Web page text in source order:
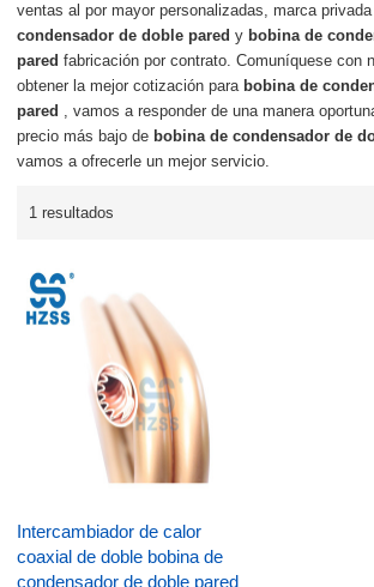
ventas al por mayor personalizadas, marca privada
condensador de doble pared y bobina de
pared fabricación por contrato. Comuníquese con
obtener la mejor cotización para bobina de
pared , vamos a responder de una manera
precio más bajo de bobina de condensador de
vamos a ofrecerle un mejor servicio.
1 resultados
Intercambiador de calor
coaxial de doble bobina de
condensador de doble pared